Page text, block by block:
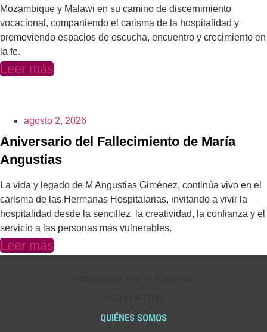
Mozambique y Malawi en su camino de discernimiento
vocacional, compartiendo el carisma de la hospitalidad y
promoviendo espacios de escucha, encuentro y crecimiento en
la fe.
Leer más
agosto 2, 2026
Aniversario del Fallecimiento de María
Angustias
La vida y legado de M Angustias Giménez, continúa vivo en el
carisma de las Hermanas Hospitalarias, invitando a vivir la
hospitalidad desde la sencillez, la creatividad, la confianza y el
servicio a las personas más vulnerables.
Leer más
QUIÉNES SOMOS